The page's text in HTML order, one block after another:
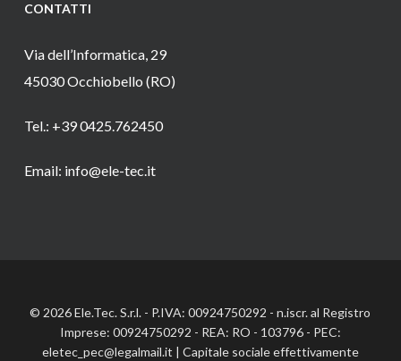
CONTATTI
Via dell’Informatica, 29
45030 Occhiobello (RO)
Tel.: +39 0425.762450
Email: info@ele-tec.it
© 2026 Ele.Tec. S.r.l. - P.IVA: 00924750292 - n.iscr. al Registro
Imprese: 00924750292 - REA: RO - 103796 - PEC:
eletec_pec@legalmail.it | Capitale sociale effettivamente